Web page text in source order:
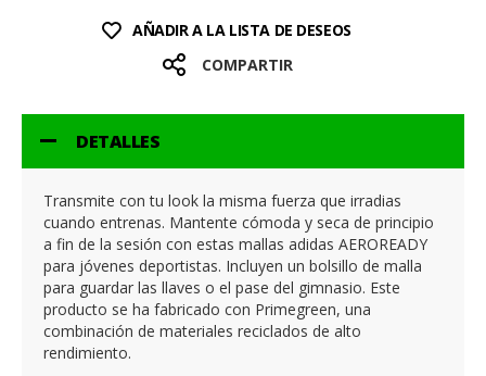
AÑADIR A LA LISTA DE DESEOS
COMPARTIR
DETALLES
Transmite con tu look la misma fuerza que irradias
cuando entrenas. Mantente cómoda y seca de principio
a fin de la sesión con estas mallas adidas AEROREADY
para jóvenes deportistas. Incluyen un bolsillo de malla
para guardar las llaves o el pase del gimnasio. Este
producto se ha fabricado con Primegreen, una
combinación de materiales reciclados de alto
rendimiento.